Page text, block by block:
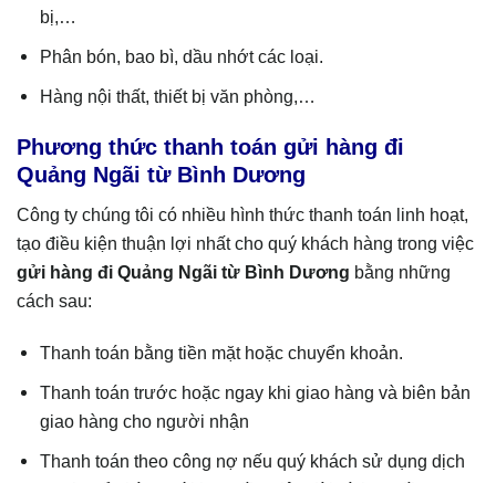
bị,…
Phân bón, bao bì, dầu nhớt các loại.
Hàng nội thất, thiết bị văn phòng,…
Phương thức thanh toán gửi hàng đi
Quảng Ngãi từ Bình Dương
Công ty chúng tôi có nhiều hình thức thanh toán linh hoạt,
tạo điều kiện thuận lợi nhất cho quý khách hàng trong việc
gửi hàng đi Quảng Ngãi từ Bình Dương bằng những
cách sau:
Thanh toán bằng tiền mặt hoặc chuyển khoản.
Thanh toán trước hoặc ngay khi giao hàng và biên bản
giao hàng cho người nhận
Thanh toán theo công nợ nếu quý khách sử dụng dịch